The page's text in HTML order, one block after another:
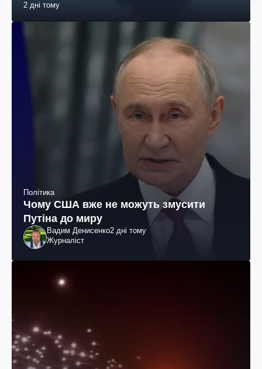
2 дні тому
Політика
Чому США вже не можуть змусити
Путіна до миру
Вадим Денисенко2 дні тому
Журналіст